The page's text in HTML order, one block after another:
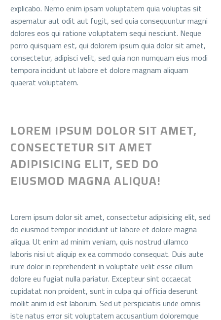
explicabo. Nemo enim ipsam voluptatem quia voluptas sit
aspernatur aut odit aut fugit, sed quia consequuntur magni
dolores eos qui ratione voluptatem sequi nesciunt. Neque
porro quisquam est, qui dolorem ipsum quia dolor sit amet,
consectetur, adipisci velit, sed quia non numquam eius modi
tempora incidunt ut labore et dolore magnam aliquam
quaerat voluptatem.
LOREM IPSUM DOLOR SIT AMET,
CONSECTETUR SIT AMET
ADIPISICING ELIT, SED DO
EIUSMOD MAGNA ALIQUA!
Lorem ipsum dolor sit amet, consectetur adipisicing elit, sed
do eiusmod tempor incididunt ut labore et dolore magna
aliqua. Ut enim ad minim veniam, quis nostrud ullamco
laboris nisi ut aliquip ex ea commodo consequat. Duis aute
irure dolor in reprehenderit in voluptate velit esse cillum
dolore eu fugiat nulla pariatur. Excepteur sint occaecat
cupidatat non proident, sunt in culpa qui officia deserunt
mollit anim id est laborum. Sed ut perspiciatis unde omnis
iste natus error sit voluptatem accusantium doloremque